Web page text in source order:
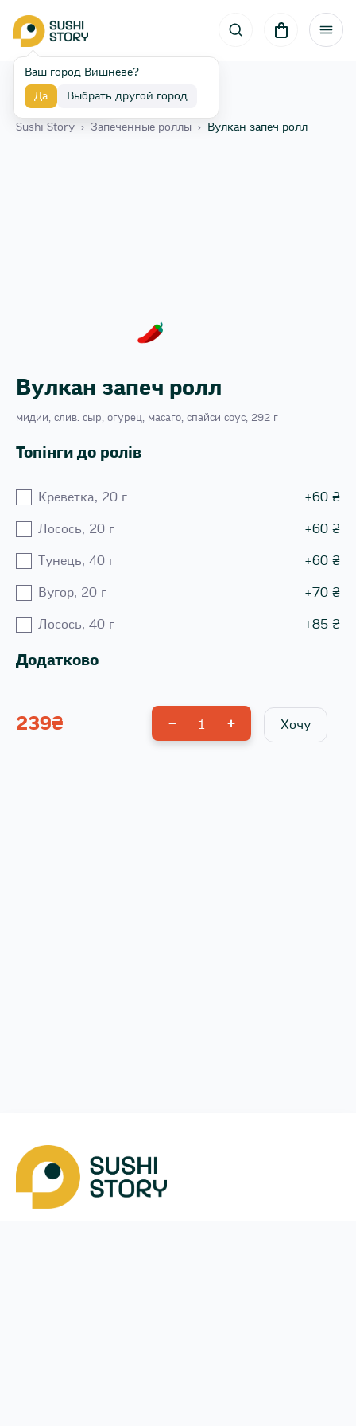
Ваш город Вишневе?
Да Выбрать другой город
Назад
Sushi Story › Запеченные роллы › Вулкан запеч ролл
Вулкан запеч ролл
мидии, слив. сыр, огурец, масаго, спайси соус, 292 г
Топінги до ролів
Креветка, 20 г +60 ₴
Лосось, 20 г +60 ₴
Тунець, 40 г +60 ₴
Вугор, 20 г +70 ₴
Лосось, 40 г +85 ₴
Додатково
239₴ 1 Хочу